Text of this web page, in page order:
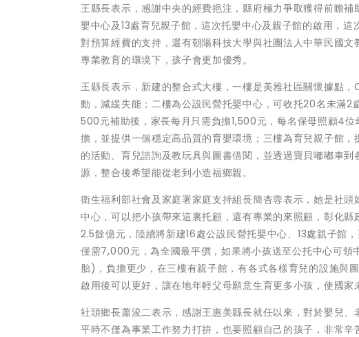
王縣長表示，感謝中央的經費挹注，縣府極力爭取獲得前瞻
嬰中心及13處育兒親子館，這次托嬰中心及親子館的啟用，
對預算經費的支持，還有朝陽科技大學與社團法人中華民國
專業教育的環境下，孩子會更加優秀。
王縣長表示，新建的整合式大樓，一樓是美雅社區關懷據點
動，減緩失能；二樓為公設民營托嬰中心，可收托20名未滿
500元補助後，家長每月只需負擔1,500元，每名保母照顧4
擔，並提供一個穩定高品質的育嬰環境；三樓為育兒親子館
的活動、育兒諮詢及教玩具與圖書借閱，並透過寶貝嘟嘟車
源，整合後希望能從老到小造福鄉親。
衛生福利部社會及家庭署家庭支持組長簡杏蓉表示，她是社
中心，可以把小孩帶來這裏托顧，還有專業的來照顧，彰化
2.5餘億元，陸續將新建16處公設民營托嬰中心、13處親子館
僅需7,000元，為全國最平價，如果將小孩送至公托中心可
胎)，負擔更少，在三樓有親子館，有各式各樣育兒的設施與
啟用後可以更好，讓在地年輕父母願意生育更多小孩，使國家
社頭鄉長蕭浚二表示，感謝王惠美縣長就任以來，對於嬰兒
平時不僅為事業工作努力打拚，也要照顧自己的孩子，非常